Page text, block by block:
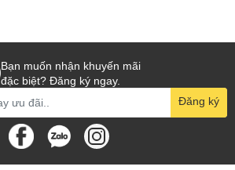
Bạn muốn nhận khuyến mãi
đặc biệt? Đăng ký ngay.
Đăng ký